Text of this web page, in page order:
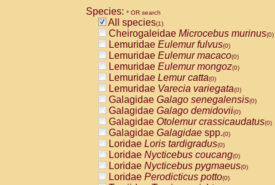
CebidaeCebus capucinus
CebidaeCebus nigrivittatus
CebidaeCebus spp.(0)
CebidaeSaimiri boliviensis(0)
CebidaeSaimiri sciureus(0)
AtelidaeAlouatta caraya(0)
AtelidaeAlouatta fusca(0)
AtelidaeAlouatta seniculus(0)
AtelidaeAlouattaspp.(0)
AtelidaeAteles belzebuth(0)
AtelidaeAteles geoffroyi(0)
AtelidaeAteles paniscus(0)
AtelidaeAtelesspp.(0)
AtelidaeLagothrix lagothricha(0)
AtelidaeLagothrix lagothricha cana
PitheciidaeCacajao calvus
Species: * OR search
All species(1)
Cheirogaleidae Microcebus murinus(0)
Lemuridae Eulemur fulvus(0)
Lemuridae Eulemur macaco(0)
Lemuridae Eulemur mongoz(0)
Lemuridae Lemur catta(0)
Lemuridae Varecia variegata(0)
Galagidae Galago senegalensis(0)
Galagidae Galago demidovii(0)
Galagidae Otolemur crassicaudatus(0)
Galagidae Galagidae spp.(0)
Loridae Loris tardigradus(0)
Loridae Nycticebus coucang(0)
Loridae Nycticebus pygmaeus(0)
Loridae Perodicticus potto(0)